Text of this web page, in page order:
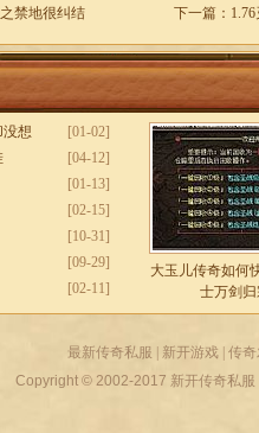
禁地很纠结 下一篇：
[01-02]
想
[04-12]
[01-13]
[02-15]
[10-31]
[09-29]
[02-11]
大玉儿传奇如何
士万剑
最新传奇私服 新开游戏 传
Copyright © 2002-2017 新开传奇私服